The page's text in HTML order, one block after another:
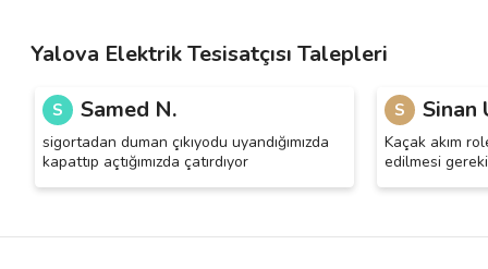
Yalova Elektrik Tesisatçısı Talepleri
S Samed N.
sigortadan duman çıkıyodu uyandığımızda
kapattıp açtığımızda çatırdıyor
S Sinan
Kaçak akım
edilmesi